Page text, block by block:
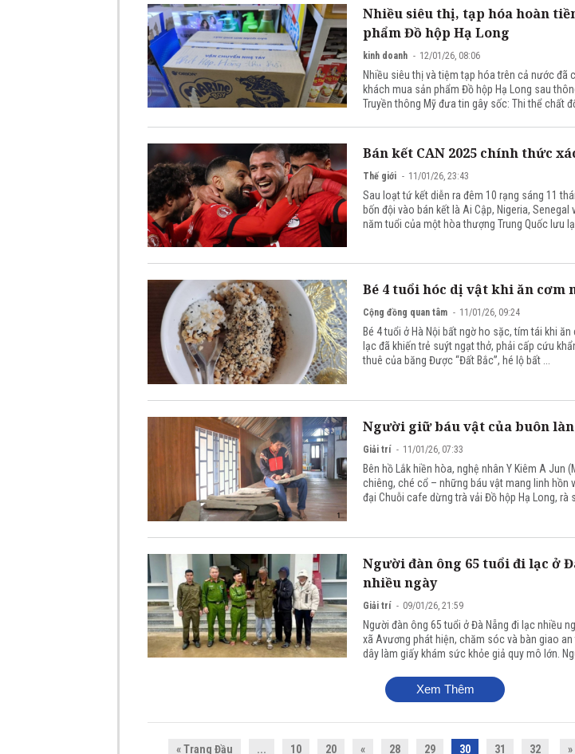
Nhiều siêu thị, tạp hóa hoàn
phẩm Đồ hộp Hạ Long
kinh doanh 12/01/26, 08:06
Nhiều siêu thị và tiệm tạp hóa trên cả nước đã
khách mua sản phẩm Đồ hộp Hạ Long sau
Truyền thông Mỹ đưa tin gây sốc: Thi thể chất
Bán kết CAN 2025 chính thức
Thế giới 11/01/26, 23:43
Sau loạt tứ kết diễn ra đêm 10 rạng sáng 11
bốn đội vào bán kết là Ai Cập, Nigeria,
năm tuổi của một hòa thượng Trung Quốc lưu
Bé 4 tuổi hóc dị vật khi ăn cơm
Cộng đồng quan tâm 11/01/26, 09:24
Bé 4 tuổi ở Hà Nội bất ngờ ho sặc, tím tái khi
lạc đã khiến trẻ suýt ngạt thở, phải cấp cứu
thuê của băng Được “Đất Bắc”, hé lộ bất ...
Người giữ báu vật của buôn
Giải trí 11/01/26, 07:33
Bên hồ Lắk hiền hòa, nghệ nhân Y Kiêm A Jun
chiêng, ché cổ – những báu vật mang linh hồn
đại Chuỗi cafe dừng trà vải Đồ hộp Hạ Long, rà
Người đàn ông 65 tuổi đi lạc ở
nhiều ngày
Giải trí 09/01/26, 21:59
Người đàn ông 65 tuổi ở Đà Nẵng đi lạc nhiều
xã Avương phát hiện, chăm sóc và bàn giao
dây làm giấy khám sức khỏe giả quy mô lớn.
Xem Thêm
« Trang Đầu ... 10 20 « 28 29 30 31 32 »